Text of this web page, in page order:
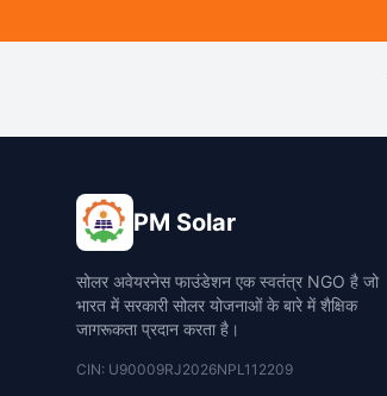
PM Solar
सोलर अवेयरनेस फाउंडेशन एक स्वतंत्र NGO है जो
भारत में सरकारी सोलर योजनाओं के बारे में शैक्षिक
जागरूकता प्रदान करता है।
CIN: U90009RJ2026NPL112209